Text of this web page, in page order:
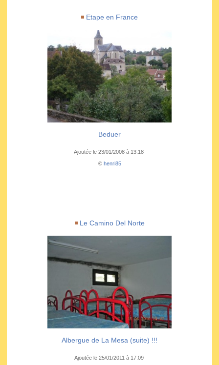
Etape en France
Beduer
Ajoutée le 23/01/2008 à 13:18
© henri85
Le Camino Del Norte
Albergue de La Mesa (suite) !!!
Ajoutée le 25/01/2011 à 17:09